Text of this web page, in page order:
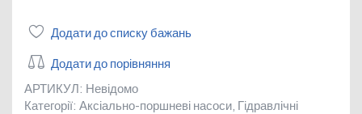
Додати до списку бажань
Додати до порівняння
АРТИКУЛ: Невідомо
Категорії: Аксіально-поршневі насоси Гідравлічні